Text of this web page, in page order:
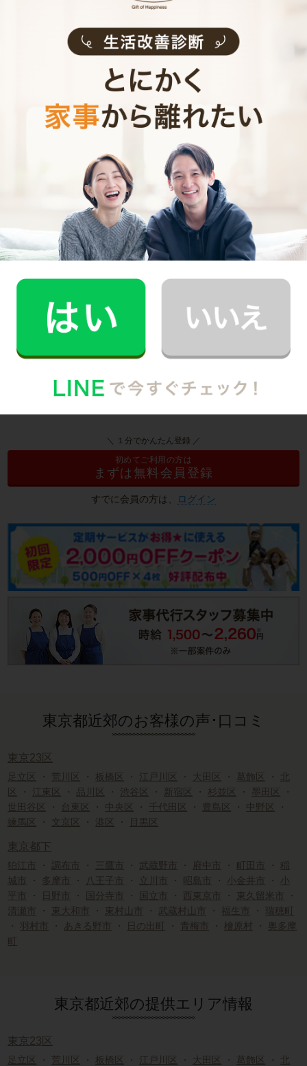
2.0時間
掃除場所 キッチン トイレ お風呂
お願いしていた箇所も大変きれいにして頂きました。その他
も色々と気付いて頂き、きれいになりました。有り難うござ
40代 女性
サービス内容 お掃除代行
評価
利用頻度
スポット
提供エリア 東京都国立市
ご利用日 2020年10月15日(木)
利用時間 2.0時間 その他
気づいたら整理整頓までしてくださり、自分がやると6時間
はかかりそうなところを2時間で綺麗にやっていただきまし
た。人柄も優しい方で、大変良かったです...
国立市の家事代行サービス詳細
＼ １分でかんたん登録 ／
初めてご利用の方は
まずは無料会員登録
すでに会員の方は、 ログイン
東京都近郊のお客様の声･口コミ
東京23区
足立区 ・ 荒川区 ・ 板橋区 ・ 江戸川区 ・ 大田区 ・ 葛飾区 ・
北
区
・ 江東区 ・ 品川区 ・ 渋谷区 ・ 新宿区 ・ 杉並区 ・ 墨田区
・
世田谷区
・ 台東区 ・ 中央区 ・ 千代田区 ・ 豊島区 ・ 中野区
・
練馬区
・ 文京区 ・ 港区 ・ 目黒区
東京都下
狛江市 ・ 調布市 ・ 三鷹市 ・ 武蔵野市 ・ 府中市 ・ 町田市 ・
稲
城市
・ 多摩市 ・ 八王子市 ・ 立川市 ・ 昭島市 ・ 小金井市 ・ 小
平市
・ 日野市 ・ 国分寺市 ・ 国立市 ・ 西東京市 ・ 東久留米市
・
清瀬市
・ 東大和市 ・ 東村山市 ・ 武蔵村山市 ・ 福生市 ・
瑞穂町
・ 羽村市 ・ あきる野市 ・ 日の出町 ・ 青梅市 ・ 檜原村 ・
奥多摩
町
東京都近郊の提供エリア情報
東京23区
足立区 ・ 荒川区 ・板橋区 ・ 江戸川区 ・ 大田区 ・ 葛飾区 ・
北